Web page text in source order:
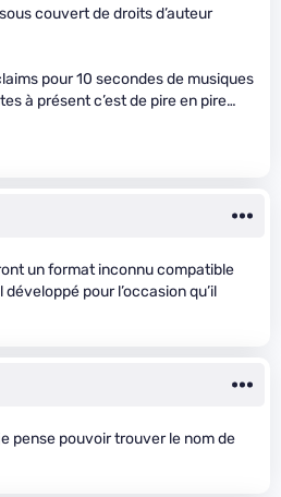
couvert de droits d’auteur
pour 10 secondes de musiques
à présent c’est de pire en pire…
un format inconnu compatible
pour l’occasion qu’il
pense pouvoir trouver le nom de